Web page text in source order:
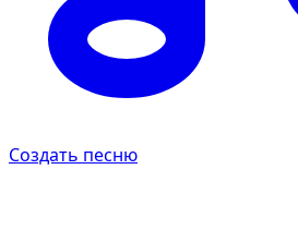
Создать песню